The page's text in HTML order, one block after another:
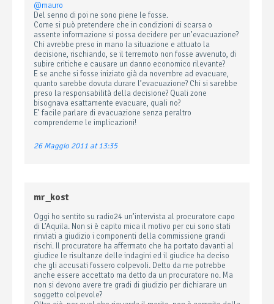
@mauro
Del senno di poi ne sono piene le fosse.
Come si può pretendere che in condizioni di scarsa o
assente informazione si possa decidere per un’evacuazione?
Chi avrebbe preso in mano la situazione e attuato la
decisione, rischiando, se il terremoto non fosse avvenuto, di
subire critiche e causare un danno economico rilevante?
E se anche si fosse iniziato già da novembre ad evacuare,
quanto sarebbe dovuta durare l’evacuazione? Chi si sarebbe
preso la responsabilità della decisione? Quali zone
bisognava esattamente evacuare, quali no?
E’ facile parlare di evacuazione senza peraltro
comprenderne le implicazioni!
26 Maggio 2011 at 13:35
mr_kost
Oggi ho sentito su radio24 un’intervista al procuratore capo
di L’Aquila. Non si è capito mica il motivo per cui sono stati
rinviati a giudizio i componenti della commissione grandi
rischi. Il procuratore ha affermato che ha portato davanti al
giudice le risultanze delle indagini ed il giudice ha deciso
che gli accusati fossero colpevoli. Detto da me potrebbe
anche essere accettato ma detto da un procuratore no. Ma
non si devono avere tre gradi di giudizio per dichiarare un
soggetto colpevole?